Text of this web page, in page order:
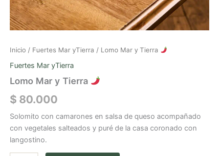
Inicio / Fuertes Mar yTierra / Lomo Mar y Tierra
Fuertes Mar yTierra
Lomo Mar y Tierra
$ 80.000
Solomito con camarones en salsa de queso acompañado
con vegetales salteados y puré de la casa coronado con
langostino.